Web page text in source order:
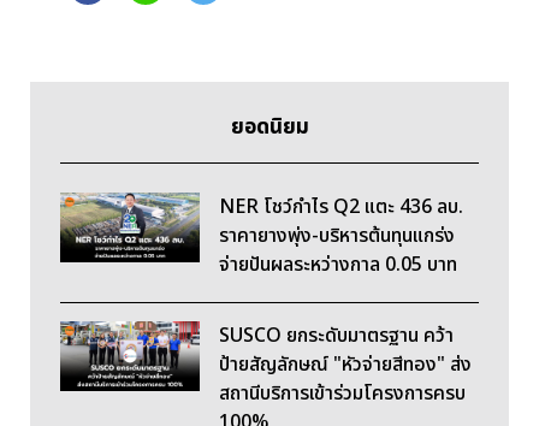
ยอดนิยม
NER โชว์กำไร Q2 แตะ 436 ลบ.
ราคายางพุ่ง-บริหารต้นทุนแกร่ง
จ่ายปันผลระหว่างกาล 0.05 บาท
SUSCO ยกระดับมาตรฐาน คว้า
ป้ายสัญลักษณ์ "หัวจ่ายสีทอง" ส่ง
สถานีบริการเข้าร่วมโครงการครบ